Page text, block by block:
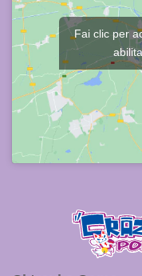
Fai clic per